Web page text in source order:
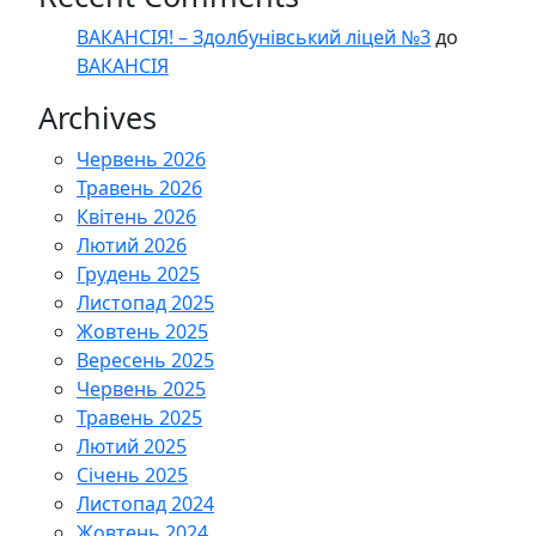
ВАКАНСІЯ! – Здолбунівський ліцей №3до
ВАКАНСІЯ
Archives
Червень 2026
Травень 2026
Квітень 2026
Лютий 2026
Грудень 2025
Листопад 2025
Жовтень 2025
Вересень 2025
Червень 2025
Травень 2025
Лютий 2025
Січень 2025
Листопад 2024